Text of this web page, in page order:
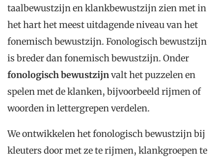
taalbewustzijn en klankbewustzijn zien met in
het hart het meest uitdagende niveau van het
fonemisch bewustzijn. Fonologisch bewustzijn
is breder dan fonemisch bewustzijn. Onder
fonologisch bewustzijnvalt het puzzelen en
spelen met de klanken, bijvoorbeeld rijmen of
woorden in lettergrepen verdelen.
We ontwikkelen het fonologisch bewustzijn bij
kleuters door met ze te rijmen, klankgroepen te